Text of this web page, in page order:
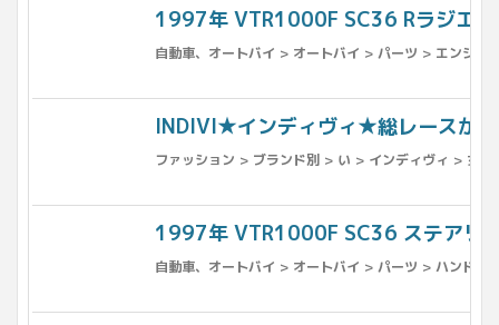
1997年 VTR1000F SC36 Rラジエ
自動車、オートバイ > オートバイ > パーツ > エンジン
INDIVI★インディヴィ★総レースが
ファッション > ブランド別 > い > インディヴィ > 女
1997年 VTR1000F SC36 ステアリ
自動車、オートバイ > オートバイ > パーツ > ハンドル